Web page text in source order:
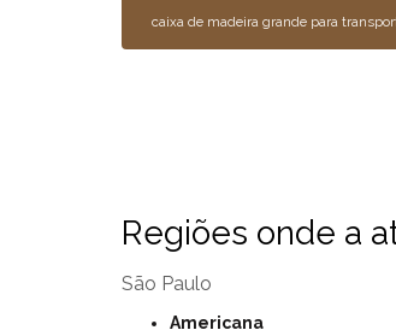
caixa de madeira grande para
Regiões onde a
São Paulo
Americana